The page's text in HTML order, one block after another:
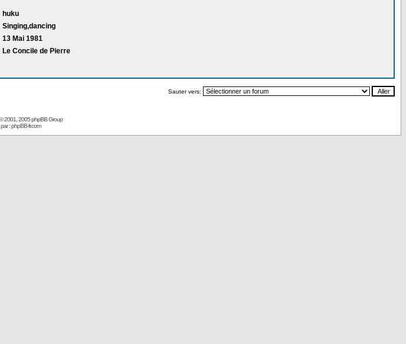
huku
Singing,dancing
13 Mai 1981
Le Concile de Pierre
Sauter vers:
2001, 2005 phpBB Group
:phpBB-fr.com